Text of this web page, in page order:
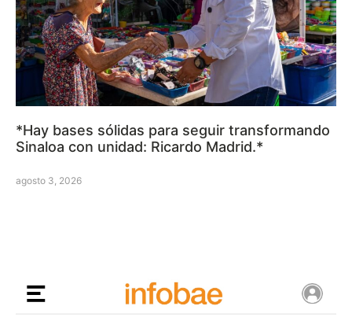
*Hay bases sólidas para seguir transformando
Sinaloa con unidad: Ricardo Madrid.*
agosto 3, 2026